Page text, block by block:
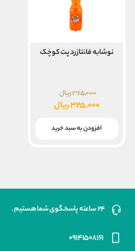
نوشابه فانتازرد پت کوچک
۳۶۵,۰۰۰ریال
اصلی
بود.
۳۲۵,۰۰۰ریال
فعلی
افزودن به سبد خرید
۲۴ ساعته پاسخگوی شما هستیم .
۰۹۱۴۱۵۰۸۱۶۱